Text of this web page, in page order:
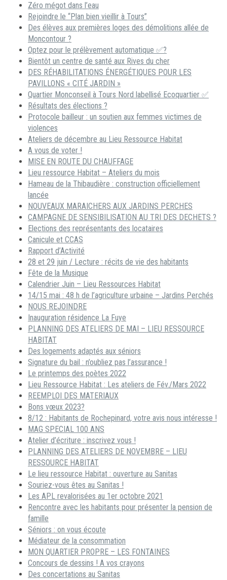
Zéro mégot dans l’eau
Rejoindre le “Plan bien vieillir à Tours”
Des élèves aux premières loges des démolitions allée de
Moncontour ?
Optez pour le prélèvement automatique ✅?
Bientôt un centre de santé aux Rives du cher
DES RÉHABILITATIONS ÉNERGÉTIQUES POUR LES
PAVILLONS « CITÉ JARDIN »
Quartier Monconseil à Tours Nord labellisé Ecoquartier ✅
Résultats des élections ?
Protocole bailleur : un soutien aux femmes victimes de
violences
Ateliers de décembre au Lieu Ressource Habitat
A vous de voter !
MISE EN ROUTE DU CHAUFFAGE
Lieu ressource Habitat – Ateliers du mois
Hameau de la Thibaudière : construction officiellement
lancée
NOUVEAUX MARAICHERS AUX JARDINS PERCHES
CAMPAGNE DE SENSIBILISATION AU TRI DES DECHETS ?
Elections des représentants des locataires
Canicule et CCAS
Rapport d’Activité
28 et 29 juin / Lecture : récits de vie des habitants
Fête de la Musique
Calendrier Juin – Lieu Ressources Habitat
14/15 mai : 48 h de l’agriculture urbaine – Jardins Perchés
NOUS REJOINDRE
Inauguration résidence La Fuye
PLANNING DES ATELIERS DE MAI – LIEU RESSOURCE
HABITAT
Des logements adaptés aux séniors
Signature du bail : n’oubliez pas l’assurance !
Le printemps des poètes 2022
Lieu Ressource Habitat : Les ateliers de Fév./Mars 2022
REEMPLOI DES MATERIAUX
Bons vœux 2023?
8/12 : Habitants de Rochepinard, votre avis nous intéresse !
MAG SPECIAL 100 ANS
Atelier d’écriture : inscrivez vous !
PLANNING DES ATELIERS DE NOVEMBRE – LIEU
RESSOURCE HABITAT
Le lieu ressource Habitat : ouverture au Sanitas
Souriez-vous êtes au Sanitas !
Les APL revalorisées au 1er octobre 2021
Rencontre avec les habitants pour présenter la pension de
famille
Séniors : on vous écoute
Médiateur de la consommation
MON QUARTIER PROPRE – LES FONTAINES
Concours de dessins ! A vos crayons
Des concertations au Sanitas